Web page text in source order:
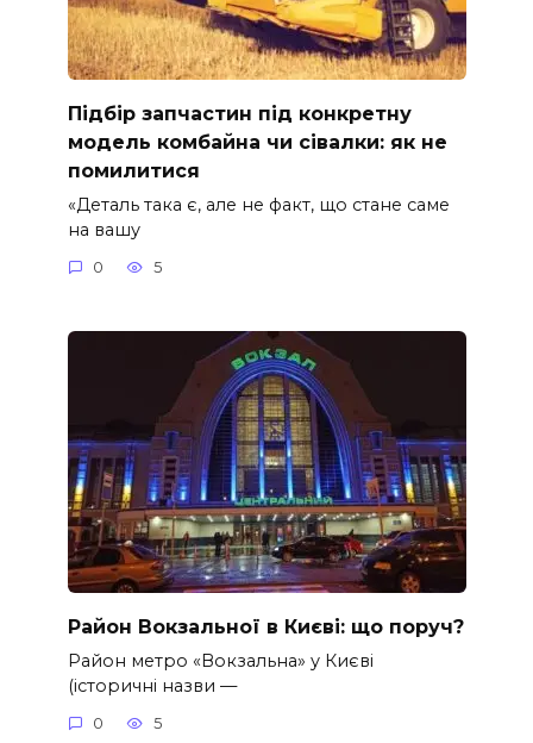
Підбір запчастин під конкретну
модель комбайна чи сівалки: як не
помилитися
«Деталь така є, але не факт, що стане саме
на вашу
0 5
Район Вокзальної в Києві: що поруч?
Район метро «Вокзальна» у Києві
(історичні назви —
0 5